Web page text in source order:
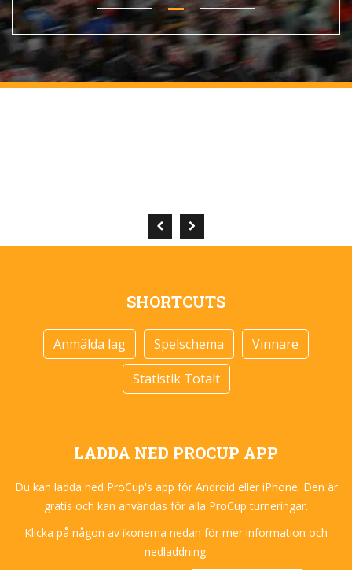
SHORTCUTS
Anmälda lag Spelschema
Vinnare
Statistik Totalt
LADDA NED PROCUP APP
Du kan ladda ned ProCup's app för Android eller iPhone. Den är
gratis och kan användas för alla ProCup turneringar.
Klicka på någon av ikonerna nedan för mer information och
nedladdning.